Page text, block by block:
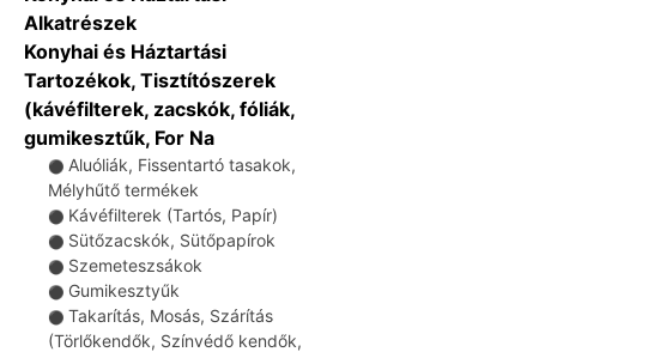
Alkatrészek
Konyhai és Háztartási
Tartozékok, Tisztítószerek
(kávéfilterek, zacskók, fóliák,
gumikesztűk, For Na
⚫ Aluóliák, Fissentartó tasakok,
Mélyhűtő termékek
⚫ Kávéfilterek (Tartós, Papír)
⚫ Sütőzacskók, Sütőpapírok
⚫ Szemeteszsákok
⚫ Gumikesztyűk
⚫ Takarítás, Mosás, Szárítás
(Törlőkendők, Színvédő kendők,